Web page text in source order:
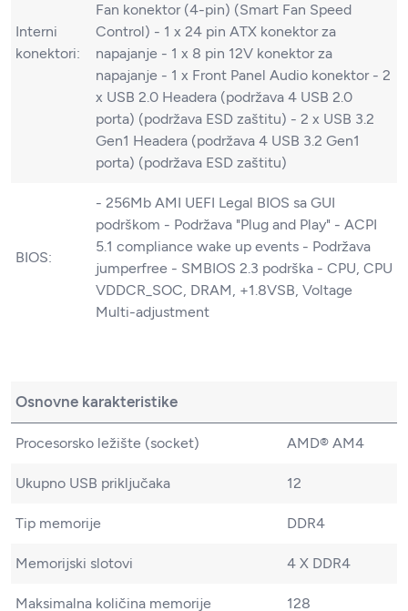
Interni
konektori:
Fan konektor (4-pin) (Smart Fan Speed
Control) - 1 x 24 pin ATX konektor za
napajanje - 1 x 8 pin 12V konektor za
napajanje - 1 x Front Panel Audio konektor - 2
x USB 2.0 Headera (podržava 4 USB 2.0
porta) (podržava ESD zaštitu) - 2 x USB 3.2
Gen1 Headera (podržava 4 USB 3.2 Gen1
porta) (podržava ESD zaštitu)
BIOS:
- 256Mb AMI UEFI Legal BIOS sa GUI
podrškom - Podržava "Plug and Play" - ACPI
5.1 compliance wake up events - Podržava
jumperfree - SMBIOS 2.3 podrška - CPU, CPU
VDDCR_SOC, DRAM, +1.8VSB, Voltage
Multi-adjustment
Osnovne karakteristike
Procesorsko ležište (socket) AMD® AM4
Ukupno USB priključaka 12
Tip memorije DDR4
Memorijski slotovi 4 X DDR4
Maksimalna količina memorije 128